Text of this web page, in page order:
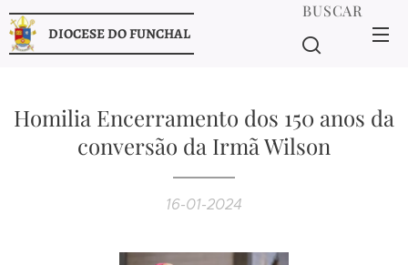
DIOCESE DO FUNCHAL
BUSCAR
Homilia Encerramento dos 150 anos da
conversão da Irmã Wilson
16-01-2024